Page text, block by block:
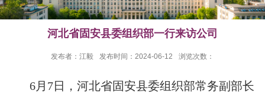
河北省固安县委组织部一行来访公司
发布者：江毅 发布时间：2024-06-12 浏览次数：
6月7日，河北省固安县委组织部常务副部长